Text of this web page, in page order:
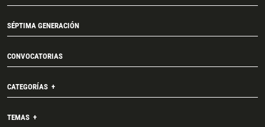
SÉPTIMA GENERACIÓN
CONVOCATORIAS
CATEGORÍAS
TEMAS